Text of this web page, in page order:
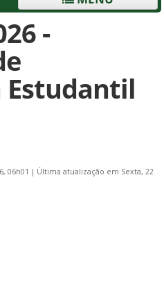
-
Estudantil
06h01 | Última atualização em Sexta, 22